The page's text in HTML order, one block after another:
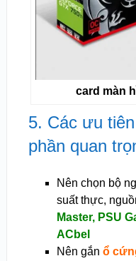
card màn
5. Các ưu
phần quan
Nên chọn bộ
suất thực,
Master, PSU
ACbel
Nên gắn ổ